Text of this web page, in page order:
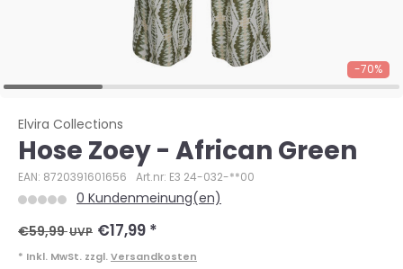
-70%
Elvira Collections
Hose Zoey - African Green
EAN: 8720391601656 Art.nr: E3 24-032-**00
0 Kundenmeinung(en)
€59,99UVP €17,99 *
* Inkl. MwSt. zzgl. Versandkosten